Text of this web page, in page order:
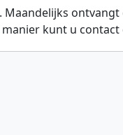
Maandelijks
kunt u